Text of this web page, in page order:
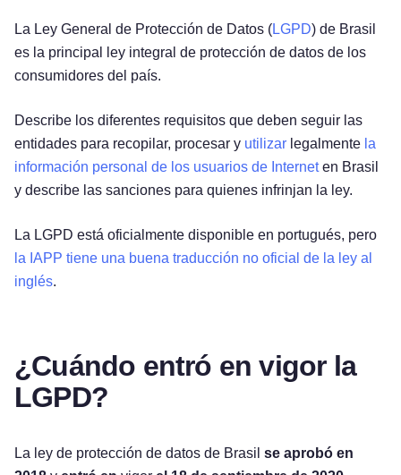
La Ley General de Protección de Datos (LGPD) de Brasil
es la principal ley integral de protección de datos de los
consumidores del país.
Describe los diferentes requisitos que deben seguir las
entidades para recopilar, procesar y utilizar legalmente la
información personal de los usuarios de Interneten Brasil
y describe las sanciones para quienes infrinjan la ley.
La LGPD está oficialmente disponible en portugués, pero
la IAPP tiene una buena traducción no oficial de la ley al
inglés.
¿Cuándo entró en vigor la
LGPD?
La ley de protección de datos de Brasil se aprobó en